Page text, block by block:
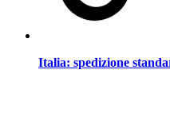
Italia: spedizione